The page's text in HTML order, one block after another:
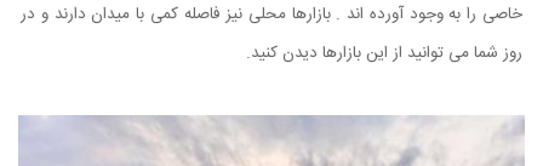
خاصی را به وجود آورده اند . بازارها محلی نیز فاصله کمی با میدان دارند و در
روز شما می توانید از این بازارها دیدن کنید.